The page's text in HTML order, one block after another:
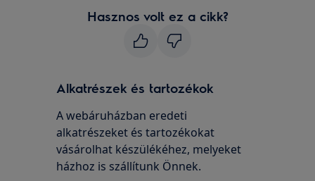
Hasznos volt ez a cikk?
Alkatrészek és tartozékok
A webáruházban eredeti
alkatrészeket és tartozékokat
vásárolhat készülékéhez, melyeket
házhoz is szállítunk Önnek.